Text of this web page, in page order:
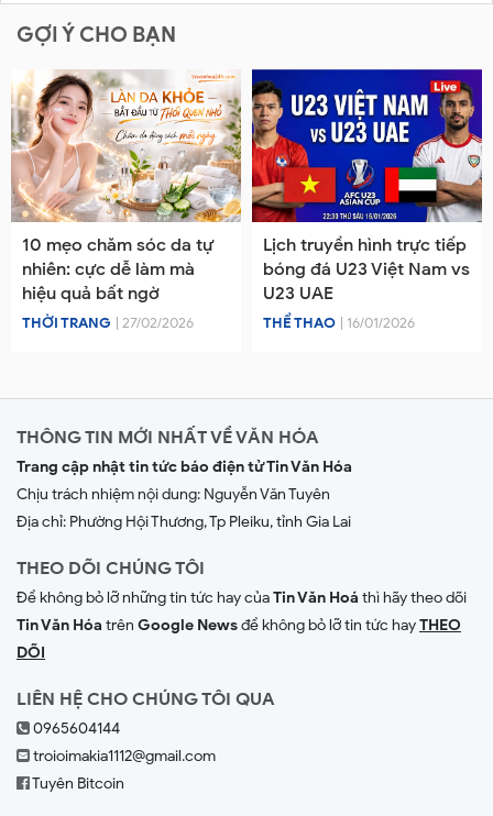
GỢI Ý CHO BẠN
10 mẹo chăm sóc da tự
nhiên: cực dễ làm mà
hiệu quả bất ngờ
THỜI TRANG | 27/02/2026
Lịch truyền hình trực tiếp
bóng đá U23 Việt Nam vs
U23 UAE
THỂ THAO | 16/01/2026
THÔNG TIN MỚI NHẤT VỀ VĂN HÓA
Trang cập nhật tin tức báo điện tử Tin Văn Hóa
Chịu trách nhiệm nội dung: Nguyễn Văn Tuyên
Địa chỉ: Phường Hội Thương, Tp Pleiku, tỉnh Gia Lai
THEO DÕI CHÚNG TÔI
Để không bỏ lỡ những tin tức hay củaTin Văn Hoá thì hãy theo dõi
Tin Văn Hóa trên Google Newsđể không bỏ lỡ tin tức hayTHEO
DÕI
LIÊN HỆ CHO CHÚNG TÔI QUA
0965604144
troioimakia1112@gmail.com
Tuyên Bitcoin